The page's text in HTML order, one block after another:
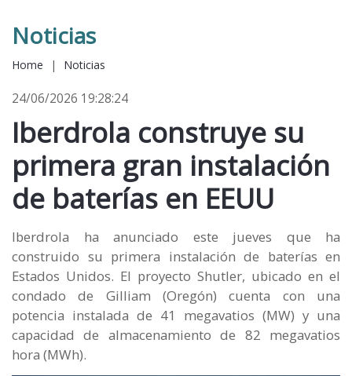
Noticias
Home | Noticias
24/06/2026 19:28:24
Iberdrola construye su
primera gran instalación
de baterías en EEUU
Iberdrola ha anunciado este jueves que ha
construido su primera instalación de baterías en
Estados Unidos. El proyecto Shutler, ubicado en el
condado de Gilliam (Oregón) cuenta con una
potencia instalada de 41 megavatios (MW) y una
capacidad de almacenamiento de 82 megavatios
hora (MWh).